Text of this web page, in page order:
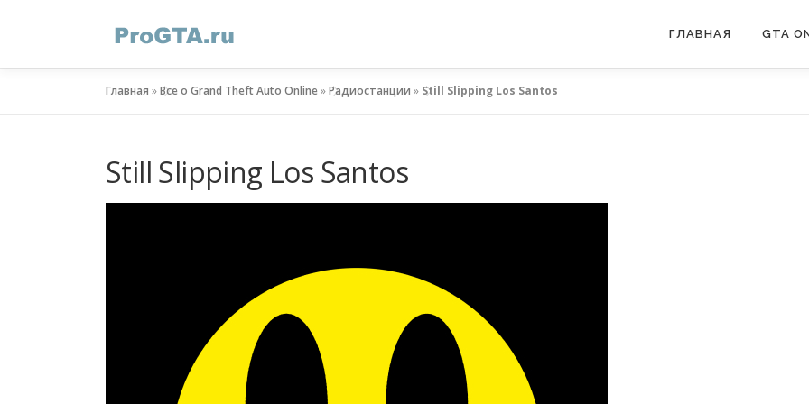
ГЛАВНАЯ GTA
Главная »Все о Grand Theft Auto Online»Радиостанции » Still Slipping Los Santos
Still Slipping Los Santos